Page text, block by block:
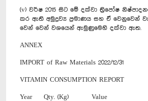
(v) වර්ෂ 2015 සිට මේ දක්වා ත්‍රිපෝෂ
කර ඇති අමුද්‍රව්‍ය ප්‍රමාණය සහ ඒ වෙනුවෙන්
වෙන් වෙන් වශයෙන් ඇමුණුමෙහි දක්වා ඇත.
ANNEX
IMPORT of Raw Materials 2022/12/31
VITAMIN CONSUMPTION REPORT
Year Qty. (Kg) Value